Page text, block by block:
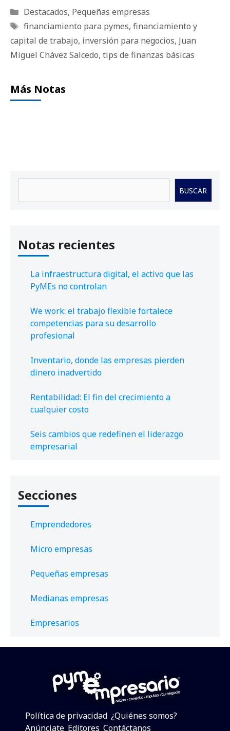
Categorías
Destacados, Pequeñas empresas
Etiquetas
financiamiento para pymes, financiamiento y
capital de trabajo, inversión para negocios, Juan
Miguel Chávez Salcedo, tips de finanzas básicas
Más Notas
BUSCAR
Notas recientes
La infraestructura digital, el activo que las
PyMEs no controlan
We work: el trabajo flexible fortalece
competencias para su desarrollo
profesional
Inventario, donde las empresas pierden
dinero inadvertido
Rentabilidad: El fin del crecimiento a
cualquier costo
Seis cambios que redefinen el liderazgo
empresarial
Secciones
Emprendedores
Micro empresas
Pequeñas empresas
Medianas empresas
Empresarios
Política de privacidad ¿Quiénes somos?
Anúnciate Editores Contáctanos